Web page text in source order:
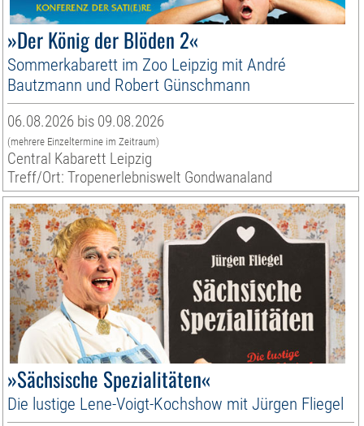
»Der König der Blöden 2«
Sommerkabarett im Zoo Leipzig mit André
Bautzmann und Robert Günschmann
06.08.2026 bis 09.08.2026
(mehrere Einzeltermine im Zeitraum)
Central Kabarett Leipzig
Treff/Ort: Tropenerlebniswelt Gondwanaland
»Sächsische Spezialitäten«
Die lustige Lene-Voigt-Kochshow mit Jürgen Fliegel